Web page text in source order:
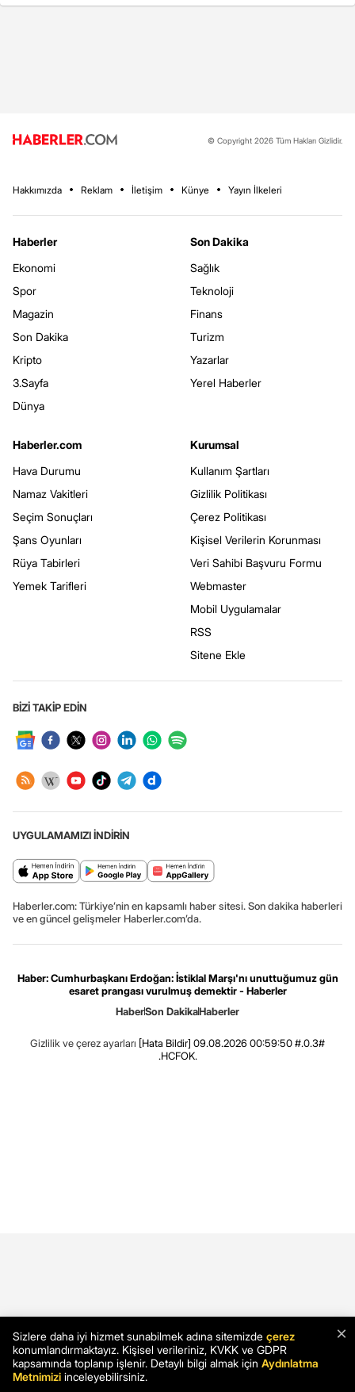
© Copyright 2026 Tüm Hakları Gizlidir.
Hakkımızda Reklam İletişim Künye Yayın İlkeleri
Haberler
Ekonomi
Spor
Magazin
Son Dakika
Kripto
3.Sayfa
Dünya
Son Dakika
Sağlık
Teknoloji
Finans
Turizm
Yazarlar
Yerel Haberler
Haberler.com
Hava Durumu
Namaz Vakitleri
Seçim Sonuçları
Şans Oyunları
Rüya Tabirleri
Yemek Tarifleri
Kurumsal
Kullanım Şartları
Gizlilik Politikası
Çerez Politikası
Kişisel Verilerin Korunması
Veri Sahibi Başvuru Formu
Webmaster
Mobil Uygulamalar
RSS
Sitene Ekle
BİZİ TAKİP EDİN
UYGULAMAMIZI İNDİRİN
Haberler.com: Türkiye’nin en kapsamlı haber sitesi. Son dakika haberleri
ve en güncel gelişmeler Haberler.com’da.
Haber: Cumhurbaşkanı Erdoğan: İstiklal Marşı'nı unuttuğumuz gün
esaret prangası vurulmuş demektir - Haberler
HaberSon DakikaHaberler
Gizlilik ve çerez ayarları [Hata Bildir] 09.08.2026 00:59:50 #.0.3#
.HCFOK.
×
Sizlere daha iyi hizmet sunabilmek adına sitemizde çerez
konumlandırmaktayız. Kişisel verileriniz, KVKK ve GDPR
kapsamında toplanıp işlenir. Detaylı bilgi almak için Aydınlatma
Metnimizi inceleyebilirsiniz.